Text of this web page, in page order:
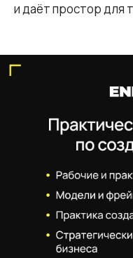
и даёт простор для